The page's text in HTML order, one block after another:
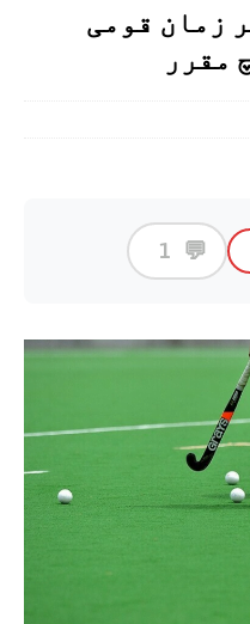
زمان قومی
مقرر
💬
1